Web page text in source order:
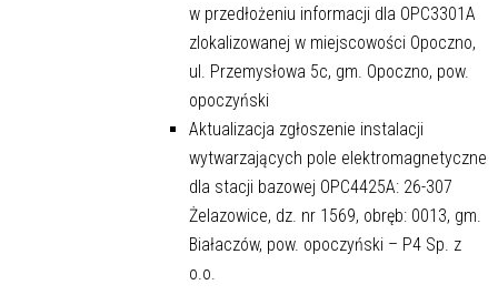
w przedłożeniu informacji dla OPC3301A
zlokalizowanej w miejscowości Opoczno,
ul. Przemysłowa 5c, gm. Opoczno, pow.
opoczyński
Aktualizacja zgłoszenie instalacji
wytwarzających pole elektromagnetyczne
dla stacji bazowej OPC4425A: 26-307
Żelazowice, dz. nr 1569, obręb: 0013, gm.
Białaczów, pow. opoczyński – P4 Sp. z
o.o.